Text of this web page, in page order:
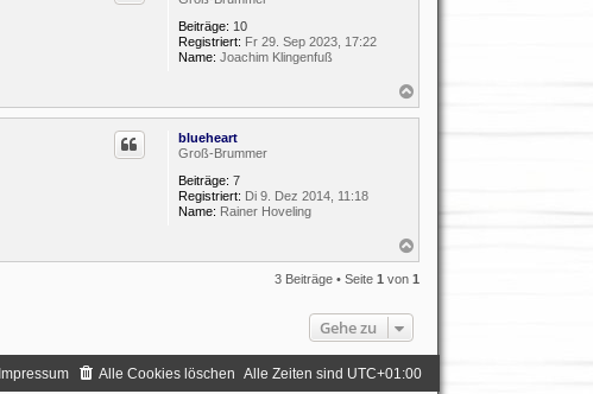
Beiträge: 10
Registriert: Fr 29. Sep 2023, 17:22
Name: Joachim Klingenfuß
a
c
blueheart
Groß-Brummer
Beiträge: 7
Registriert: Di 9. Dez 2014, 11:18
Name: Rainer Hoveling
a
c
3 Beiträge • Seite 1 von 1
Gehe zu
Alle Zeiten sind UTC+01:00
Alle Cookies löschen
Impressum